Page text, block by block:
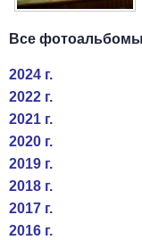
Все фотоальбомы
2024 г.
2022 г.
2021 г.
2020 г.
2019 г.
2018 г.
2017 г.
2016 г.